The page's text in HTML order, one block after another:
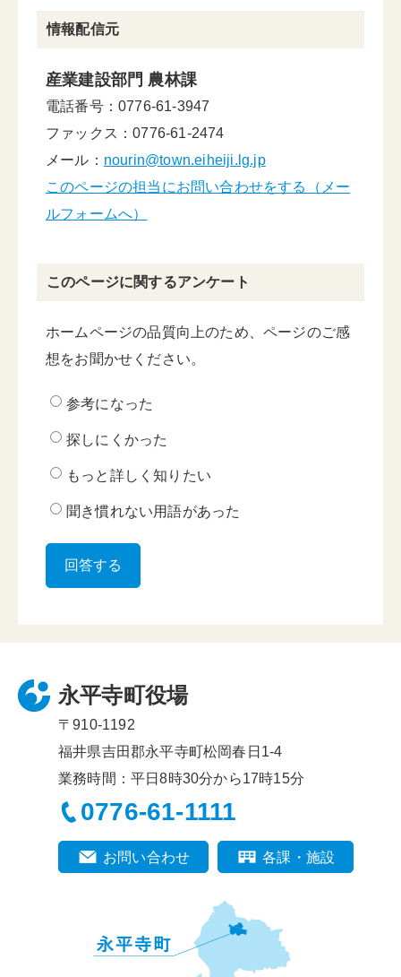
情報配信元
産業建設部門 農林課
電話番号：0776-61-3947
ファックス：0776-61-2474
メール： nourin@town.eiheiji.lg.jp
このページの担当にお問い合わせをする（メー
ルフォームへ）
このページに関するアンケート
ホームページの品質向上のため、ページのご感
想をお聞かせください。
参考になった
探しにくかった
もっと詳しく知りたい
聞き慣れない用語があった
永平寺町役場
〒910-1192
福井県吉田郡永平寺町松岡春日1-4
業務時間：平日8時30分から17時15分
0776-61-1111
お問い合わせ 各課・施設